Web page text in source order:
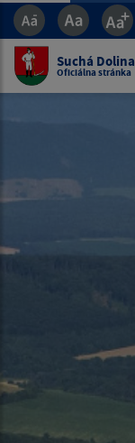
Suchá Dolina
Oficiálna stránka